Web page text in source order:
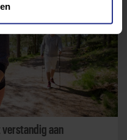
verstandig aan